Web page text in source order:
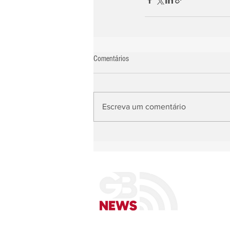
Comentários
Escreva um comentário